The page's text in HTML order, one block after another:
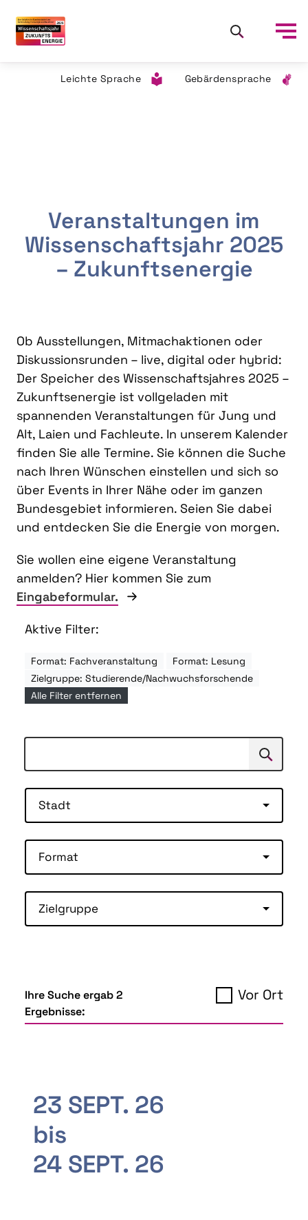
Leichte Sprache Gebärdensprache
Veranstaltungen im
Wissenschaftsjahr 2025
– Zukunftsenergie
Ob Ausstellungen, Mitmachaktionen oder
Diskussionsrunden – live, digital oder hybrid:
Der Speicher des Wissenschaftsjahres 2025 –
Zukunftsenergie ist vollgeladen mit
spannenden Veranstaltungen für Jung und
Alt, Laien und Fachleute. In unserem Kalender
finden Sie alle Termine. Sie können die Suche
nach Ihren Wünschen einstellen und sich so
über Events in Ihrer Nähe oder im ganzen
Bundesgebiet informieren. Seien Sie dabei
und entdecken Sie die Energie von morgen.
Sie wollen eine eigene Veranstaltung
anmelden? Hier kommen Sie zum
Eingabeformular.
Aktive Filter:
Format: Fachveranstaltung
Format: Lesung
Zielgruppe: Studierende/Nachwuchsforschende
Alle Filter entfernen
Suchen
Stadt
Format
Zielgruppe
Ihre Suche ergab 2
Ergebnisse:
Vor Ort
23 SEPT. 26
bis
24 SEPT. 26